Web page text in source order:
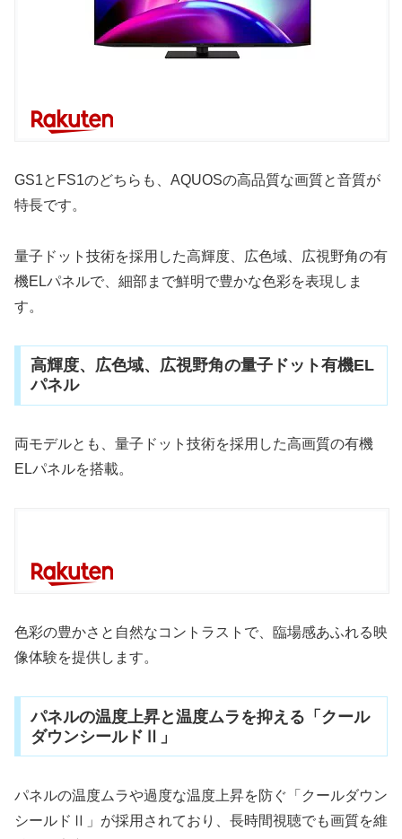
GS1とFS1のどちらも、AQUOSの高品質な画質と音質が
特長です。
量子ドット技術を採用した高輝度、広色域、広視野角の有
機ELパネルで、細部まで鮮明で豊かな色彩を表現しま
す。
高輝度、広色域、広視野角の量子ドット有機EL
パネル
両モデルとも、量子ドット技術を採用した高画質の有機
ELパネルを搭載。
色彩の豊かさと自然なコントラストで、臨場感あふれる映
像体験を提供します。
パネルの温度上昇と温度ムラを抑える「クール
ダウンシールドⅡ」
パネルの温度ムラや過度な温度上昇を防ぐ「クールダウン
シールドⅡ」が採用されており、長時間視聴でも画質を維